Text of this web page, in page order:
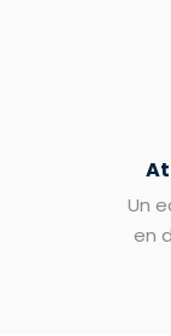
Un
en